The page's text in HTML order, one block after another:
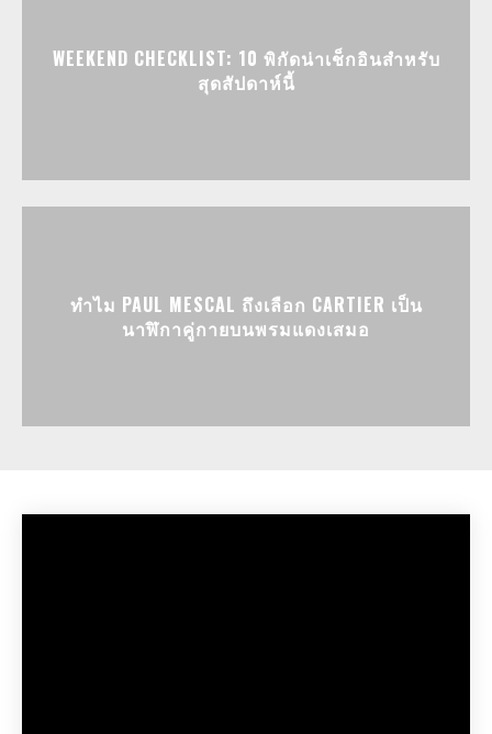
WEEKEND CHECKLIST: 10 พิกัดน่าเช็กอินสำหรับ
สุดสัปดาห์นี้
ทำไม PAUL MESCAL ถึงเลือก CARTIER เป็น
นาฬิกาคู่กายบนพรมแดงเสมอ